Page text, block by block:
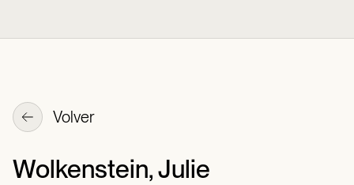
Volver
Wolkenstein, Julie